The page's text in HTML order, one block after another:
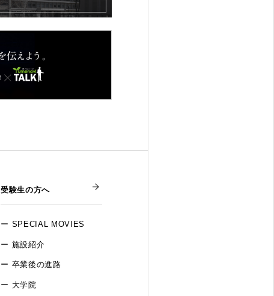
受験生の方へ
SPECIAL MOVIES
施設紹介
卒業後の進路
大学院